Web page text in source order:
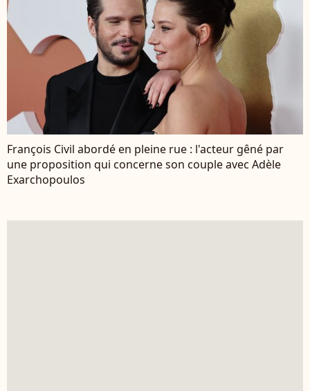
François Civil abordé en pleine rue : l'acteur gêné par
une proposition qui concerne son couple avec Adèle
Exarchopoulos